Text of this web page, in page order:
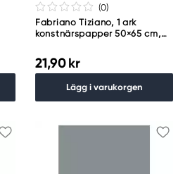
(0)
Fabriano Tiziano, 1 ark
konstnärspapper 50×65 cm,
21,90 kr
Lägg i varukorgen